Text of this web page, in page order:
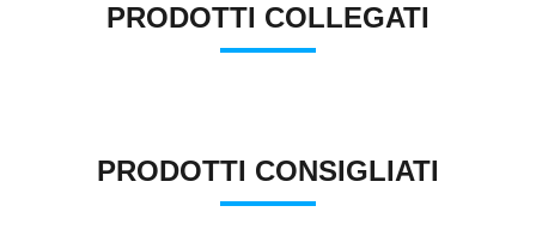
PRODOTTI COLLEGATI
PRODOTTI CONSIGLIATI